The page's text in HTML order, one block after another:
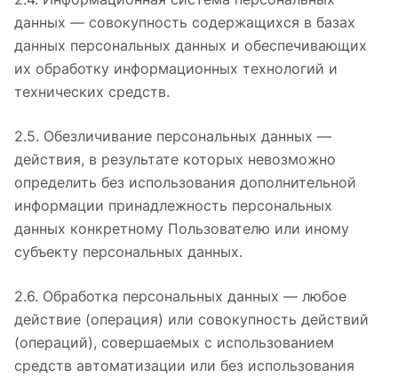
данных — совокупность содержащихся в базах
данных персональных данных и обеспечивающих
их обработку информационных технологий и
технических средств.
2.5. Обезличивание персональных данных —
действия, в результате которых невозможно
определить без использования дополнительной
информации принадлежность персональных
данных конкретному Пользователю или иному
субъекту персональных данных.
2.6. Обработка персональных данных — любое
действие (операция) или совокупность действий
(операций), совершаемых с использованием
средств автоматизации или без использования